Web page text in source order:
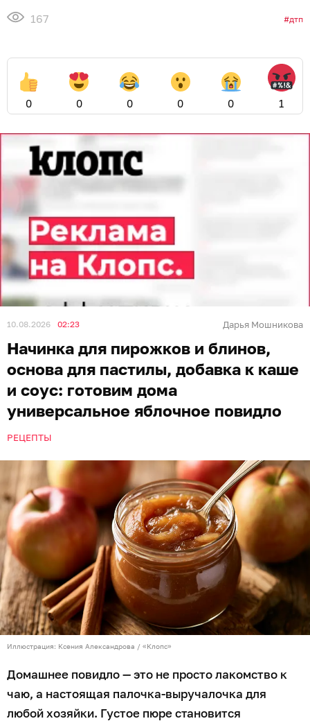
167 дтп
0 0 0 0 0 1
10.08.2026 02:23 Дарья Мошникова
Начинка для пирожков и блинов,
основа для пастилы, добавка к каше
и соус: готовим дома
универсальное яблочное повидло
РЕЦЕПТЫ
Иллюстрация: Ксения Александрова / «Клопс»
Домашнее повидло — это не просто лакомство к
чаю, а настоящая палочка-выручалочка для
любой хозяйки. Густое пюре становится